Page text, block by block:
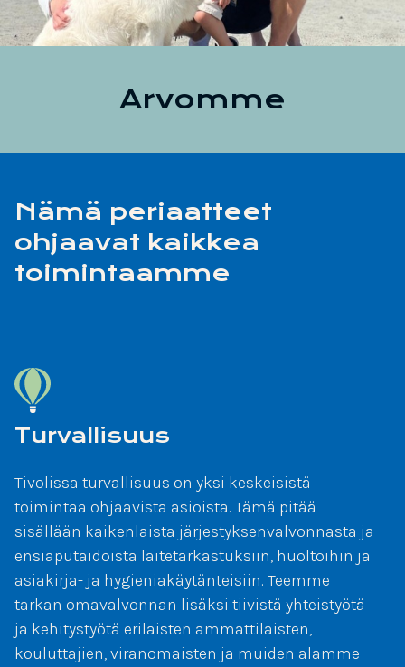
Arvomme
Nämä periaatteet
ohjaavat kaikkea
toimintaamme
Turvallisuus
Tivolissa turvallisuus on yksi keskeisistä
toimintaa ohjaavista asioista. Tämä pitää
sisällään kaikenlaista järjestyksenvalvonnasta ja
ensiaputaidoista laitetarkastuksiin, huoltoihin ja
asiakirja- ja hygieniakäytänteisiin. Teemme
tarkan omavalvonnan lisäksi tiivistä yhteistyötä
ja kehitystyötä erilaisten ammattilaisten,
kouluttajien, viranomaisten ja muiden alamme